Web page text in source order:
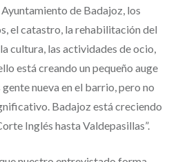
de Badajoz, los
el catastro, la rehabilitación del
cultura, las actividades de ocio,
está creando un pequeño auge
nueva en el barrio, pero no
Badajoz está creciendo
Inglés hasta Valdepasillas”.